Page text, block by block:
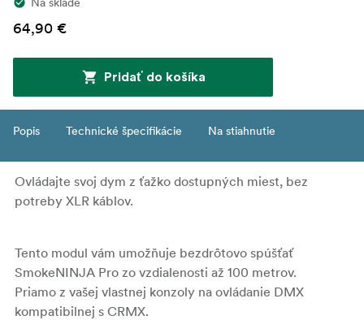
64,90 €
Pridať do košíka
Popis Technické špecifikácie Na stiahnutie
Ovládajte svoj dym z ťažko dostupných miest, bez
potreby XLR káblov.
Tento modul vám umožňuje bezdrôtovo spúšťať
SmokeNINJA Pro zo vzdialenosti až 100 metrov.
Priamo z vašej vlastnej konzoly na ovládanie DMX
kompatibilnej s CRMX.